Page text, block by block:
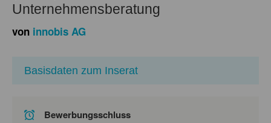
Unternehmensberatung
von innobis AG
Basisdaten zum Inserat
Bewerbungsschluss